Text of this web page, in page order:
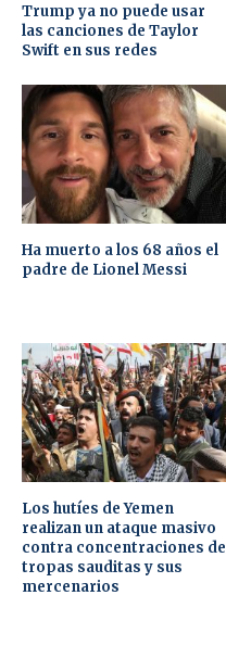
Trump ya no puede usar
las canciones de Taylor
Swift en sus redes
Ha muerto a los 68 años el
padre de Lionel Messi
Los hutíes de Yemen
realizan un ataque masivo
contra concentraciones de
tropas sauditas y sus
mercenarios